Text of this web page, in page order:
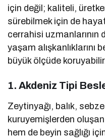
için değil; kaliteli,
sürebilmek için de
cerrahisi uzmanlarının
yaşam alışkanlıklarını
büyük ölçüde
1. Akdeniz Tipi
Zeytinyağı, balık,
kuruyemişlerden
hem de beyin sağlığı